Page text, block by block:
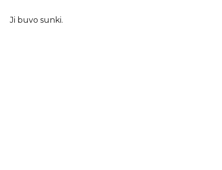
Ji buvo sunki.